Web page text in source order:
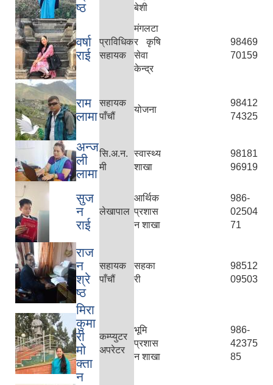
ष्ठ
बेशी
वर्षा
राई
प्राविधिक
सहायक
मंगलटा
र कृषि
सेवा
केन्द्र
98469
70159
राम
लामा
सहायक
पाँचौं
योजना
98412
74325
अन्ज
ली
लामा
सि.अ.न.
मी
स्वास्थ्य
शाखा
98181
96919
सुज
न
राई
लेखापाल
आर्थिक
प्रशास
न शाखा
986-
02504
71
राज
न
श्रे
ष्ठ
सहायक
पाँचौं
सहका
री
98512
09503
मिरा
कुमा
री
मो
क्ता
न
कम्प्युटर
अपरेटर
भूमि
प्रशास
न शाखा
986-
42375
85